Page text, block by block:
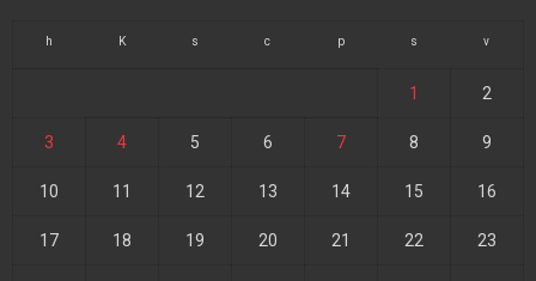
h K s c p s v
1 2
3 4 5 6 7 8 9
10 11 12 13 14 15 16
17 18 19 20 21 22 23